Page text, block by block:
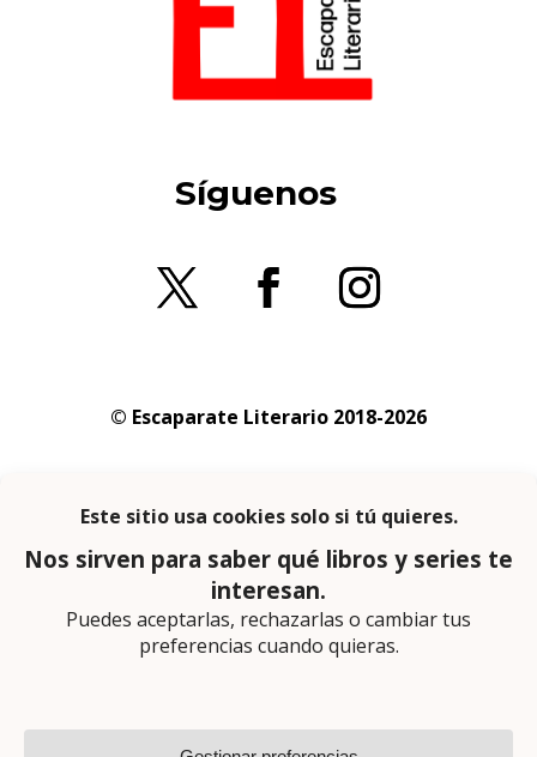
Síguenos
© Escaparate Literario 2018-2026
privacidad
En calidad de afiliado de Amazon obtengo
ingresos por las compras adscritas que